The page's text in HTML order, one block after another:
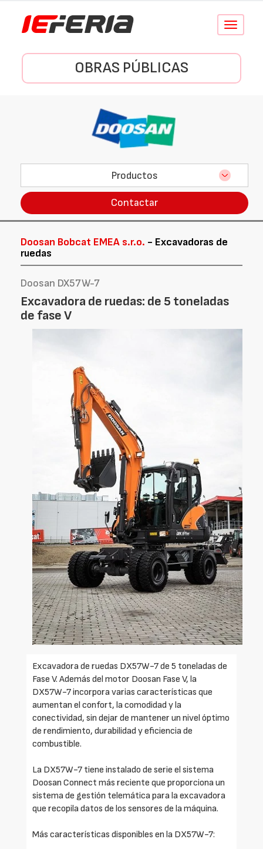
Conmutar
OBRAS PÚBLICAS
Productos
Contactar
Doosan Bobcat EMEA s.r.o. - Excavadoras de
ruedas
Doosan DX57W-7
Excavadora de ruedas: de 5 toneladas
de fase V
Excavadora de ruedas DX57W-7 de 5 toneladas de
Fase V. Además del motor Doosan Fase V, la
DX57W-7 incorpora varias características que
aumentan el confort, la comodidad y la
conectividad, sin dejar de mantener un nivel óptimo
de rendimiento, durabilidad y eficiencia de
combustible.
La DX57W-7 tiene instalado de serie el sistema
Doosan Connect más reciente que proporciona un
sistema de gestión telemática para la excavadora
que recopila datos de los sensores de la máquina.
Más características disponibles en la DX57W-7: